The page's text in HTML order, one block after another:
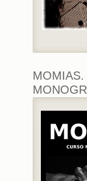
MOMIAS.